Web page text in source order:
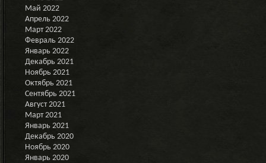
Май 2022
Апрель 2022
Март 2022
Февраль 2022
Январь 2022
Декабрь 2021
Ноябрь 2021
Октябрь 2021
Сентябрь 2021
Август 2021
Март 2021
Январь 2021
Декабрь 2020
Ноябрь 2020
Январь 2020